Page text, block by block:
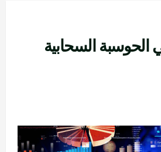
الحوسبة السحابية